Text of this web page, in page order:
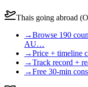
Thais going abroad
→Browse 190
AU…
→Price + timeline
→Track record +
→Free 30-min